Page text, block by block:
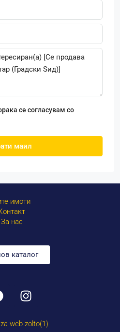
се согласувам со
маил
имоти
За нас
каталог